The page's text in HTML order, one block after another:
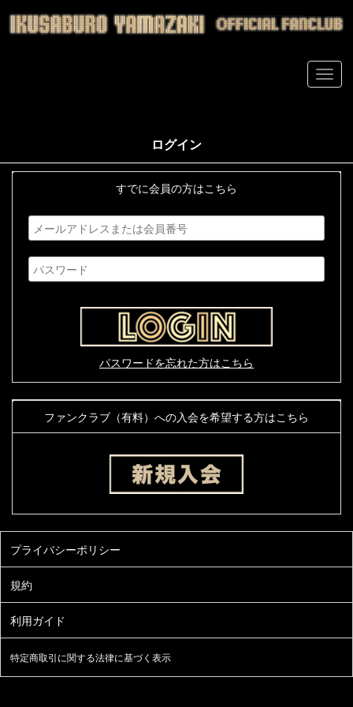
ログイン
すでに会員の方はこちら
パスワードを忘れた方はこちら
ファンクラブ（有料）への入会を希望する方はこちら
特定商取引に関する法律に基づく表示